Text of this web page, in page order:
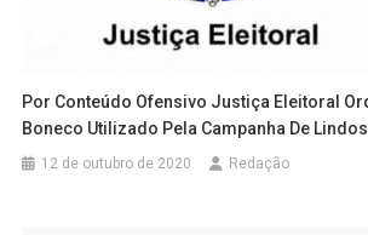
Por Conteúdo Ofensivo Justiça Eleitoral
Boneco Utilizado Pela Campanha De
12 de outubro de 2020 Redação